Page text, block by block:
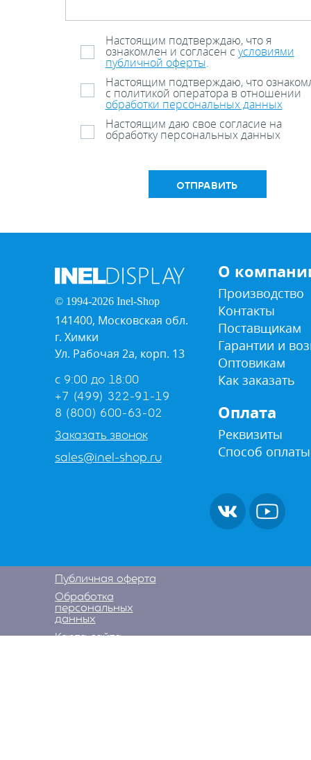
Настоящим подтверждаю, что я
ознакомлен и согласен с условиями
публичной оферты.
Настоящим подтверждаю, что
с политикой оператора в отношении
обработки персональных данных
Настоящим даю свое согласие на
обработку персональных данных
ОТПРАВИТЬ
© 1994-2026 Inel-Shop
141400, Московская обл.
г. Химки
Ул. Рабочая 2а, корп. 13
с 9:00 до 18:00
+7 (499) 322-91-19
8 (800) 600-63-02
Заказать звонок
sales@inel-shop.ru
О
Производство
Контакты
Поставщикам
Гарантии и
Оптовикам
Как заказать
Оплата
Реквизиты
Способ оплаты
Публичная оферта
Обработка
персональных
данных
Карта сайта